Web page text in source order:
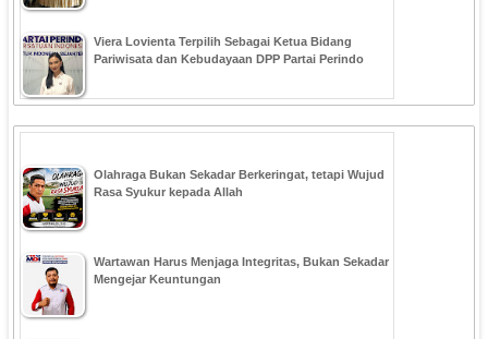
Viera Lovienta Terpilih Sebagai Ketua Bidang
Pariwisata dan Kebudayaan DPP Partai Perindo
Olahraga Bukan Sekadar Berkeringat, tetapi Wujud
Rasa Syukur kepada Allah
Wartawan Harus Menjaga Integritas, Bukan Sekadar
Mengejar Keuntungan